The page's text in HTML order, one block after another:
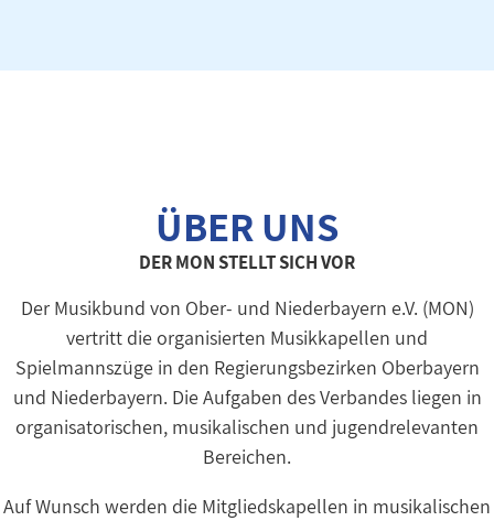
ÜBER UNS
DER MON STELLT SICH VOR
Der Musikbund von Ober- und Niederbayern e.V. (MON)
vertritt die organisierten Musikkapellen und
Spielmannszüge in den Regierungsbezirken Oberbayern
und Niederbayern. Die Aufgaben des Verbandes liegen in
organisatorischen, musikalischen und jugendrelevanten
Bereichen.
Auf Wunsch werden die Mitgliedskapellen in musikalischen